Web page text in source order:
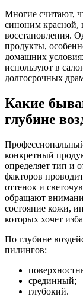
Многие считают,
синоним красной,
восстановления.
продукты,
домашних
используют в
долгосрочных
Какие
глубине
конкретный
определяет тип и
факторов
оттенок и
обращают
состояние кожи,
которых хочет
По глубине
пилингов:
срединный;
глубокий.